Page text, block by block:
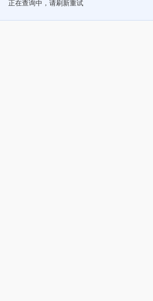
正在查询中，请刷新重试